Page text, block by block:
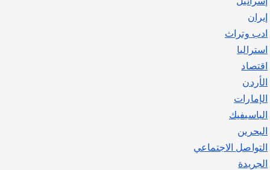
إيران
ادب وتراث
استراليا
اقتصاد
الأردن
الإمارات
الباسيفيك
البحرين
التواصل الاجتماعي
الجريدة